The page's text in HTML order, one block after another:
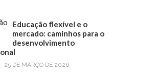
Educação flexível e o
mercado: caminhos para o
desenvolvimento
25 DE MARÇO DE 2026